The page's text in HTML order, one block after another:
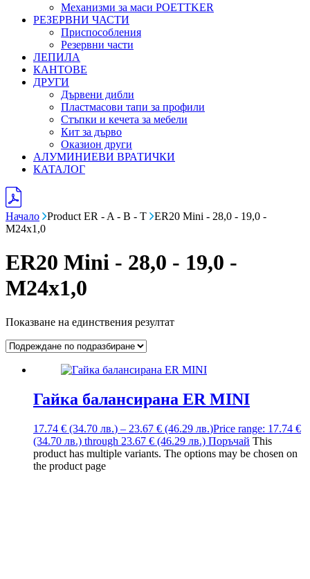
Механизми за маси POETTKER
РЕЗЕРВНИ ЧАСТИ
Приспособления
Резервни части
ЛЕПИЛА
КАНТОВЕ
ДРУГИ
Дървени дибли
Пластмасови тапи за профили
Стъпки и кечета за мебели
Кит за дърво
Оказион други
АЛУМИНИЕВИ ВРАТИЧКИ
КАТАЛОГ
Начало Product ER - A - B - T
ER20 Mini - 28,0 - 19,0 -
M24x1,0
ER20 Mini - 28,0 - 19,0 -
M24x1,0
Показване на единствения резултат
Гайка балансирана ER MINI
17.74 € (34.70 лв.) – 23.67 € (46.29 лв.)Price range: 17.74 €
(34.70 лв.) through 23.67 € (46.29 лв.) Поръчай This
product has multiple variants. The options may be chosen on
the product page